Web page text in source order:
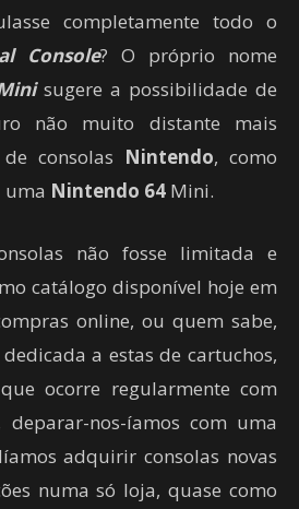
completamente todo o
Console? O próprio nome
sugere a possibilidade de
não muito distante mais
consolas Nintendo, como
uma Nintendo 64 Mini.
não fosse limitada e
catálogo disponível hoje em
online, ou quem sabe,
a estas de cartuchos,
ocorre regularmente com
nos-íamos com uma
adquirir consolas novas
numa só loja, quase como